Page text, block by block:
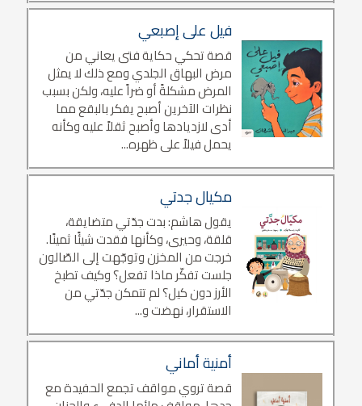
فيل على إصبعي
قصة تحكي حكاية فتى يعاني من
مرض البهاق الجلدي ومع ذلك لا يمثل
المرض مشكلةً أو ضراً عليه، ولكن بسبب
نظرات الآخرين أصبح يفكر بالبقع مما
أدى لازديادها وأصبح ثقلاً عليه وكأنه
يحمل فيلاً على ظهره...
مكيال جدتي
يقول هاشم: بدت جدّتي متضايقة،
قلقة، وحيرى، وكأنها فقدت شيئًا ثمينًا.
خرجت من المخزن وتوجّهت إلى الصّالون
جلست تفكّر ماذا تفعل؟ وكيف تطبخ
الأرز دون كيل؟ لم تتمكن جدّتي من
الاستقرار، نهضت و...
أمنية أماني
قصة تروي مواقف تجمع الحفيدة مع